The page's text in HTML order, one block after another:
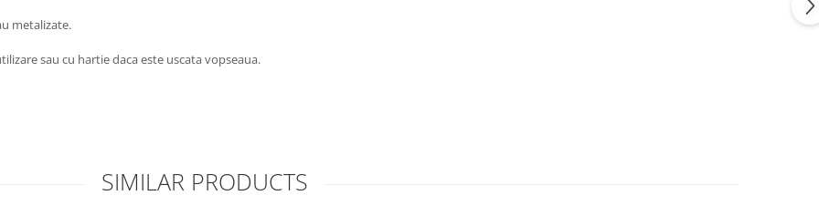
metalizate.
sau cu hartie daca este uscata vopseaua.
SIMILAR PRODUCTS